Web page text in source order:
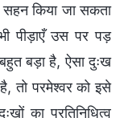
सहन किया जा सकता
पीड़ाएँ उस पर पड़
बड़ा है, ऐसा दुःख
तो परमेश्वर को इसे
का प्रतिनिधित्व